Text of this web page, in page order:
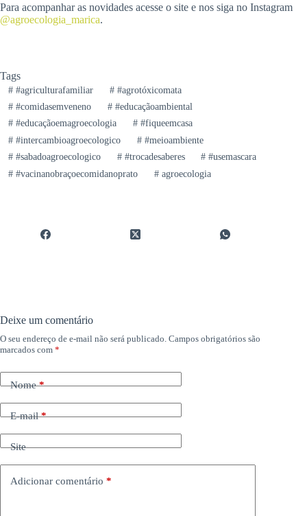
Para acompanhar as novidades acesse o site e nos siga no Instagram
@agroecologia_marica.
Tags
##agriculturafamiliar ##agrotóxicomata
##comidasemveneno ##educaçãoambiental
##educaçãoemagroecologia ##fiqueemcasa
##intercambioagroecologico ##meioambiente
##sabadoagroecologico ##trocadesaberes # #usemascara
##vacinanobraçoecomidanoprato #agroecologia
Deixe um comentário
O seu endereço de e-mail não será publicado. Campos obrigatórios são
marcados com *
Nome*
E-mail*
Site
Adicionar comentário *